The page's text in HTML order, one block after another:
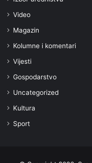
Video
Magazin
Kolumne i komentari
Vijesti
Gospodarstvo
Uncategorized
Kultura
Sport